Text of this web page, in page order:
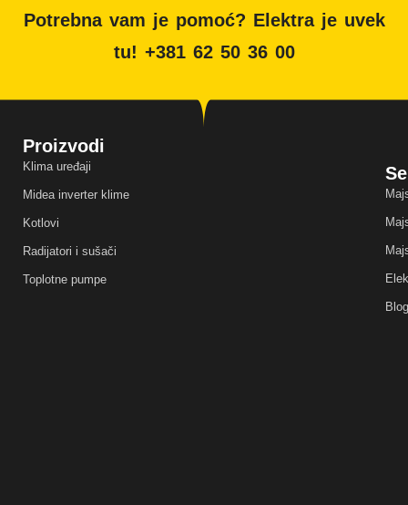
Potrebna vam je pomoć? Elektra je uvek
tu! +381 62 50 36 00
Proizvodi
Klima uređaji
Midea inverter klime
Kotlovi
Radijatori i sušači
Toplotne pumpe
Blog